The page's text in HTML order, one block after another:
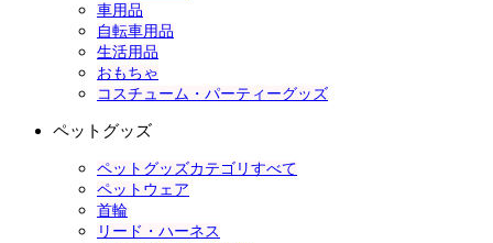
車用品
自転車用品
生活用品
おもちゃ
コスチューム・パーティーグッズ
ペットグッズ
ペットグッズカテゴリすべて
ペットウェア
首輪
リード・ハーネス